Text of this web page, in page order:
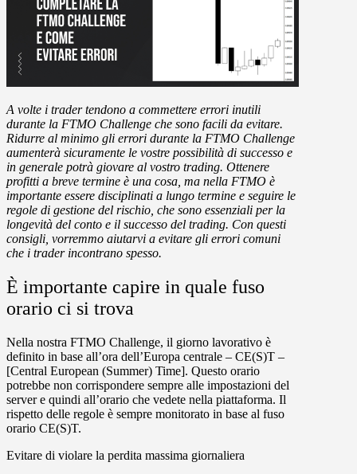
A volte i trader tendono a commettere errori inutili
durante la FTMO Challenge che sono facili da evitare.
Ridurre al minimo gli errori durante la FTMO Challenge
aumenterà sicuramente le vostre possibilità di successo e
in generale potrà giovare al vostro trading. Ottenere
profitti a breve termine è una cosa, ma nella FTMO è
importante essere disciplinati a lungo termine e seguire le
regole di gestione del rischio, che sono essenziali per la
longevità del conto e il successo del trading. Con questi
consigli, vorremmo aiutarvi a evitare gli errori comuni
che i trader incontrano spesso.
È importante capire in quale fuso
orario ci si trova
Nella nostra FTMO Challenge, il giorno lavorativo è
definito in base all’ora dell’Europa centrale – CE(S)T –
[Central European (Summer) Time]. Questo orario
potrebbe non corrispondere sempre alle impostazioni del
server e quindi all’orario che vedete nella piattaforma. Il
rispetto delle regole è sempre monitorato in base al fuso
orario CE(S)T.
Evitare di violare la perdita massima giornaliera